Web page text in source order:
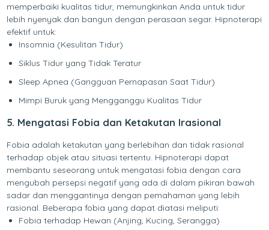
memperbaiki kualitas tidur, memungkinkan Anda untuk tidur
lebih nyenyak dan bangun dengan perasaan segar. Hipnoterapi
efektif untuk:
Insomnia (Kesulitan Tidur)
Siklus Tidur yang Tidak Teratur
Sleep Apnea (Gangguan Pernapasan Saat Tidur)
Mimpi Buruk yang Mengganggu Kualitas Tidur
5. Mengatasi Fobia dan Ketakutan Irasional
Fobia adalah ketakutan yang berlebihan dan tidak rasional
terhadap objek atau situasi tertentu. Hipnoterapi dapat
membantu seseorang untuk mengatasi fobia dengan cara
mengubah persepsi negatif yang ada di dalam pikiran bawah
sadar dan menggantinya dengan pemahaman yang lebih
rasional. Beberapa fobia yang dapat diatasi meliputi:
Fobia terhadap Hewan (Anjing, Kucing, Serangga)